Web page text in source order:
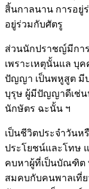
สิ้นกาลนาน การอยู่
อยู่ร่วมกับศัตรู
ส่วนนักปราชญ์มีกา
เพราะเหตุนั้นแล บุ
ปัญญา เป็นพหูสูต มีป
บุรุษ ผู้มีปัญญาดีเช่น
นักษัตร ฉะนั้น ฯ
เป็นชีวิตประจำวันห
ประโยชน์และโทษ
คบหาผู้ที่เป็นบัณฑิต
สมคบกับคนพาลเที่ย